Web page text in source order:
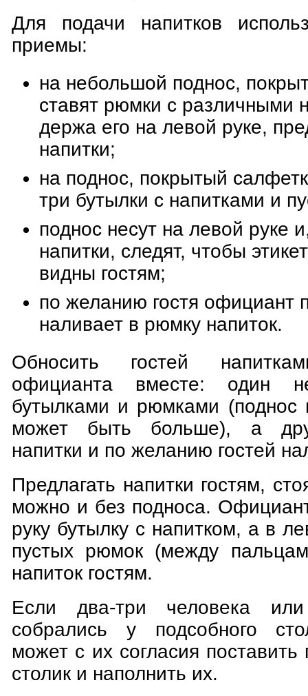
Для подачи напитков
приемы:
на небольшой поднос,
ставят рюмки с различными
держа его на левой руке,
напитки;
на поднос, покрытый
три бутылки с напитками и
поднос несут на левой руке
напитки, следят, чтобы
видны гостям;
по желанию гостя официант
наливает в рюмку напиток.
Обносить гостей
официанта вместе: один
бутылками и рюмками (поднос
может быть больше), а
напитки и по желанию гостей
Предлагать напитки гостям,
можно и без подноса.
руку бутылку с напитком, а в
пустых рюмок (между
напиток гостям.
Если два-три человека или
собрались у подсобного
может с их согласия
столик и наполнить их.